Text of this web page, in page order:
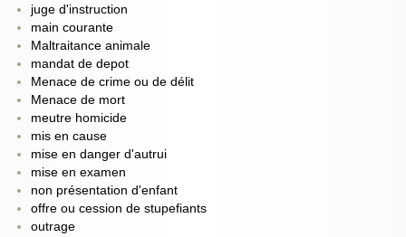
juge d'instruction
main courante
Maltraitance animale
mandat de depot
Menace de crime ou de délit
Menace de mort
meutre homicide
mis en cause
mise en danger d'autrui
mise en examen
non présentation d'enfant
offre ou cession de stupefiants
outrage